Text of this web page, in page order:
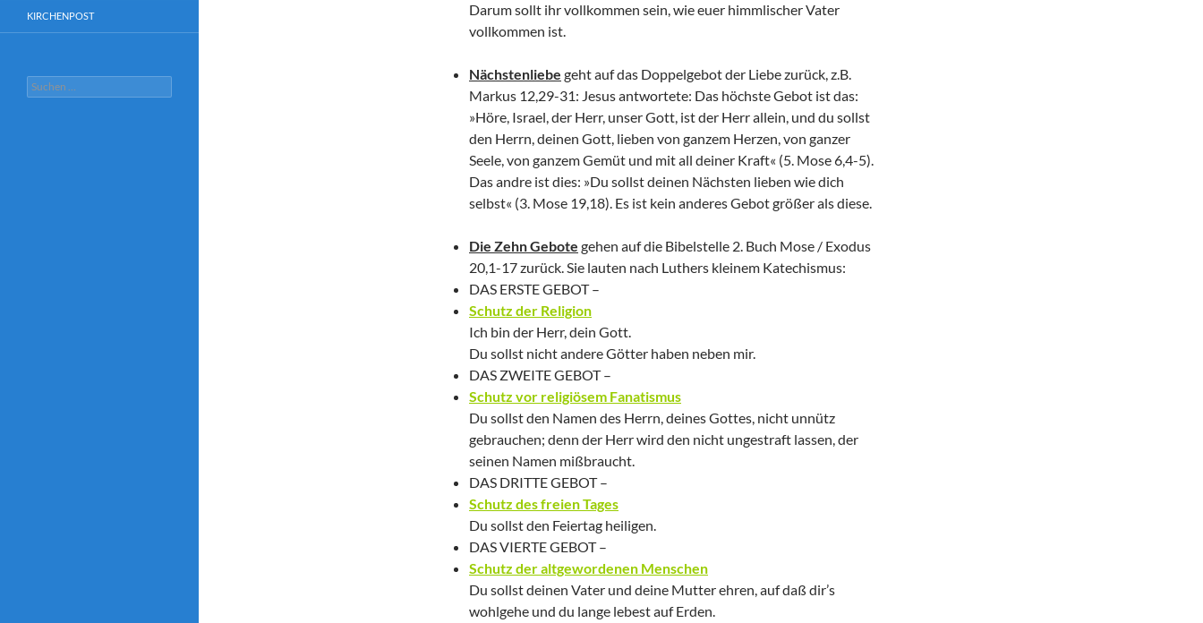
Darum sollt ihr vollkommen sein, wie euer himmlischer Vater
vollkommen ist.
Nächstenliebe geht auf das Doppelgebot der Liebe zurück, z.B.
Markus 12,29-31: Jesus antwortete: Das höchste Gebot ist das:
»Höre, Israel, der Herr, unser Gott, ist der Herr allein, und du sollst
den Herrn, deinen Gott, lieben von ganzem Herzen, von ganzer
Seele, von ganzem Gemüt und mit all deiner Kraft« (5. Mose 6,4-5).
Das andre ist dies: »Du sollst deinen Nächsten lieben wie dich
selbst« (3. Mose 19,18). Es ist kein anderes Gebot größer als diese.
Die Zehn Gebote gehen auf die Bibelstelle 2. Buch Mose / Exodus
20,1-17 zurück. Sie lauten nach Luthers kleinem Katechismus:
DAS ERSTE GEBOT –
Schutz der Religion
Ich bin der Herr, dein Gott.
Du sollst nicht andere Götter haben neben mir.
DAS ZWEITE GEBOT –
Schutz vor religiösem Fanatismus
Du sollst den Namen des Herrn, deines Gottes, nicht unnütz
gebrauchen; denn der Herr wird den nicht ungestraft lassen, der
seinen Namen mißbraucht.
DAS DRITTE GEBOT –
Schutz des freien Tages
Du sollst den Feiertag heiligen.
DAS VIERTE GEBOT –
Schutz der altgewordenen Menschen
Du sollst deinen Vater und deine Mutter ehren, auf daß dir’s
wohlgehe und du lange lebest auf Erden.
KIRCHENPOST
Suchen
nach: